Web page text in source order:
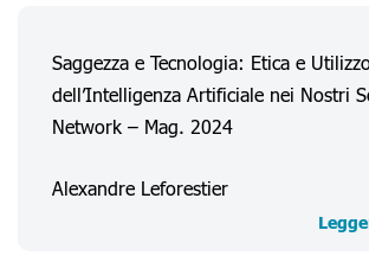
Saggezza e Tecnologia: Etica e
dell’Intelligenza Artificiale nei Nostri
Network – Mag. 2024
Alexandre Leforestier